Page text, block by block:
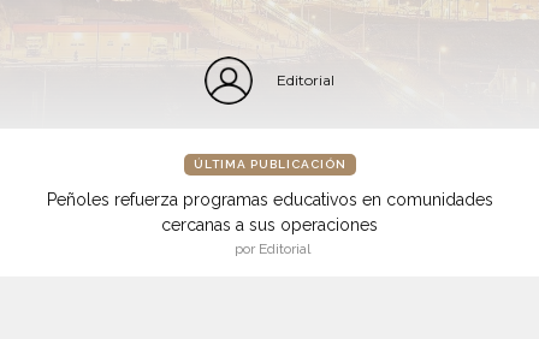
Editorial
ÚLTIMA PUBLICACIÓN
Peñoles refuerza programas educativos en comunidades
cercanas a sus operaciones
por Editorial